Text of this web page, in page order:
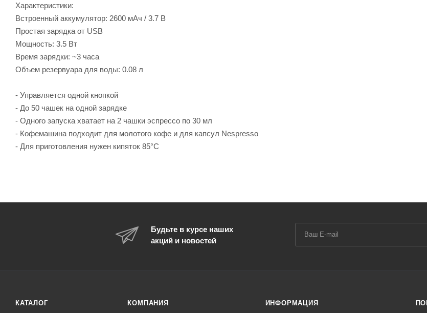
Характеристики:
Встроенный аккумулятор: 2600 мАч / 3.7 В
Простая зарядка от USB
Мощность: 3.5 Вт
Время зарядки: ~3 часа
Объем резервуара для воды: 0.08 л
- Управляется одной кнопкой
- До 50 чашек на одной зарядке
- Одного запуска хватает на 2 чашки эспрессо по 30 мл
- Кофемашина подходит для молотого кофе и для капсул Nespresso
- Для приготовления нужен кипяток 85°С
Будьте в курсе наших
акций и новостей
КАТАЛОГ КОМПАНИЯ ИНФОРМАЦИЯ